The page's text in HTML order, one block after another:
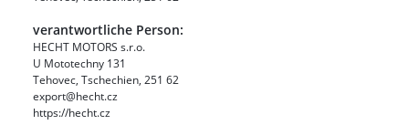
verantwortliche Person:
HECHT MOTORS s.r.o.
U Mototechny 131
Tehovec, Tschechien, 251 62
export@hecht.cz
https://hecht.cz